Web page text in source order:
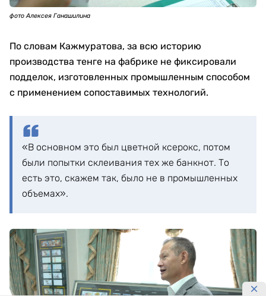
фото Алексея Ганашилина
По словам Кажмуратова, за всю историю
производства тенге на фабрике не фиксировали
подделок, изготовленных промышленным способом
с применением сопоставимых технологий.
«В основном это был цветной ксерокс, потом
были попытки склеивания тех же банкнот. То
есть это, скажем так, было не в промышленных
объемах».